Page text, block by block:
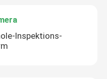
Inspektions-